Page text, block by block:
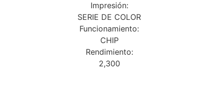
Impresión:
SERIE DE COLOR
Funcionamiento:
CHIP
Rendimiento:
2,300